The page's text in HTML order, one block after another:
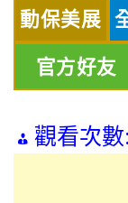
動保美展
官方好友
觀看次數: